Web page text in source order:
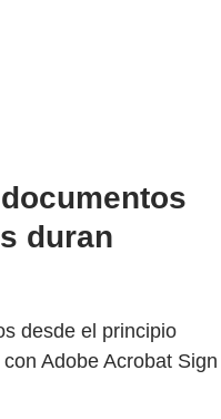
duran
desde el principio
Adobe Acrobat Sign